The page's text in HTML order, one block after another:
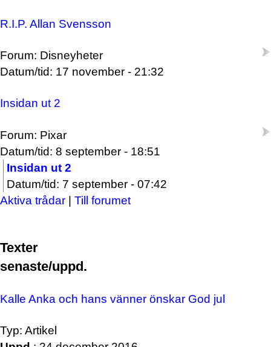
R.I.P. Allan Svensson
Forum: Disneyheter
Datum/tid: 17 november - 21:32
Insidan ut 2
Forum: Pixar
Datum/tid: 8 september - 18:51
Insidan ut 2
Datum/tid: 7 september - 07:42
Aktiva trådar | Till forumet
Texter
senaste/uppd.
Kalle Anka och hans vänner önskar God jul
Typ: Artikel